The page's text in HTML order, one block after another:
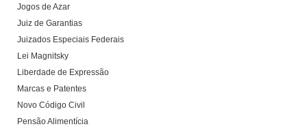
Jogos de Azar
Juiz de Garantias
Juizados Especiais Federais
Lei Magnitsky
Liberdade de Expressão
Marcas e Patentes
Novo Código Civil
Pensão Alimentícia